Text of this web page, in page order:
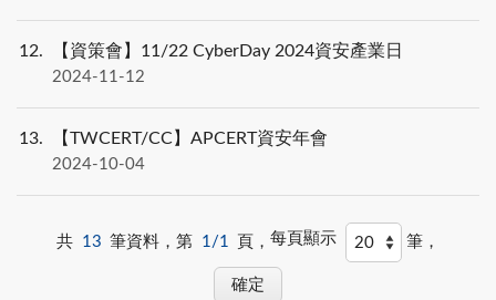
12 【資策會】11/22 CyberDay 2024資安產業日
2024-11-12
13 【TWCERT/CC】APCERT資安年會
2024-10-04
共 13 筆資料，第 1/1 頁， 每頁顯示 筆，